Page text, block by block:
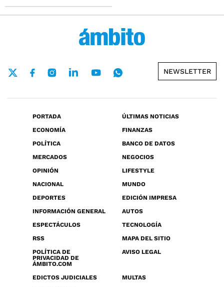
NEWSLETTER
PORTADA
ÚLTIMAS NOTICIAS
ECONOMÍA
FINANZAS
POLÍTICA
BANCO DE DATOS
MERCADOS
NEGOCIOS
OPINIÓN
LIFESTYLE
NACIONAL
MUNDO
DEPORTES
EDICIÓN IMPRESA
INFORMACIÓN GENERAL
AUTOS
ESPECTÁCULOS
TECNOLOGÍA
RSS
MAPA DEL SITIO
POLÍTICA DE
PRIVACIDAD DE
ÁMBITO.COM
AVISO LEGAL
EDICTOS JUDICIALES
MULTAS